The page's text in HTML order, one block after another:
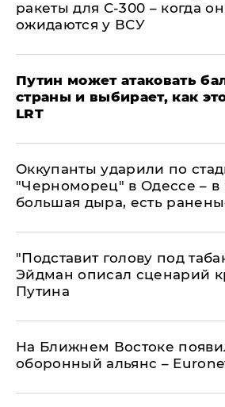
ракеты для С-300 – когда
ожидаются у ВСУ
Путин может атаковать
страны и выбирает, как
LRT
Оккупанты ударили по
"Черноморец" в Одессе –
большая дыра, есть
​"Подставит голову под
Эйдман описал сценарий
Путина
На Ближнем Востоке
оборонный альянс –